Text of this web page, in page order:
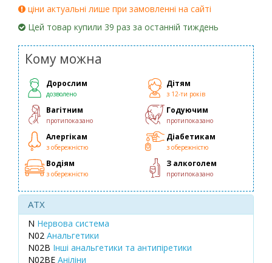
ціни актуальні лише при замовленні на сайті
Цей товар купили 39 раз за останній тиждень
Кому можна
Дорослим
дозволено
Дітям
з 12-ти років
Вагітним
протипоказано
Годуючим
протипоказано
Алергікам
з обережністю
Діабетикам
з обережністю
Водіям
з обережністю
З алкоголем
протипоказано
ATX
N Нервова система
N02 Анальгетики
N02B Інші анальгетики та антипіретики
N02BE Аніліни